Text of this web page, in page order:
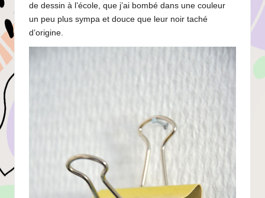
de dessin à l’école, que j’ai bombé dans une couleur
un peu plus sympa et douce que leur noir taché
d’origine.